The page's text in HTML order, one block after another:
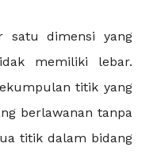
satu dimensi yang
memiliki lebar.
titik yang
berlawanan tanpa
titik dalam bidang